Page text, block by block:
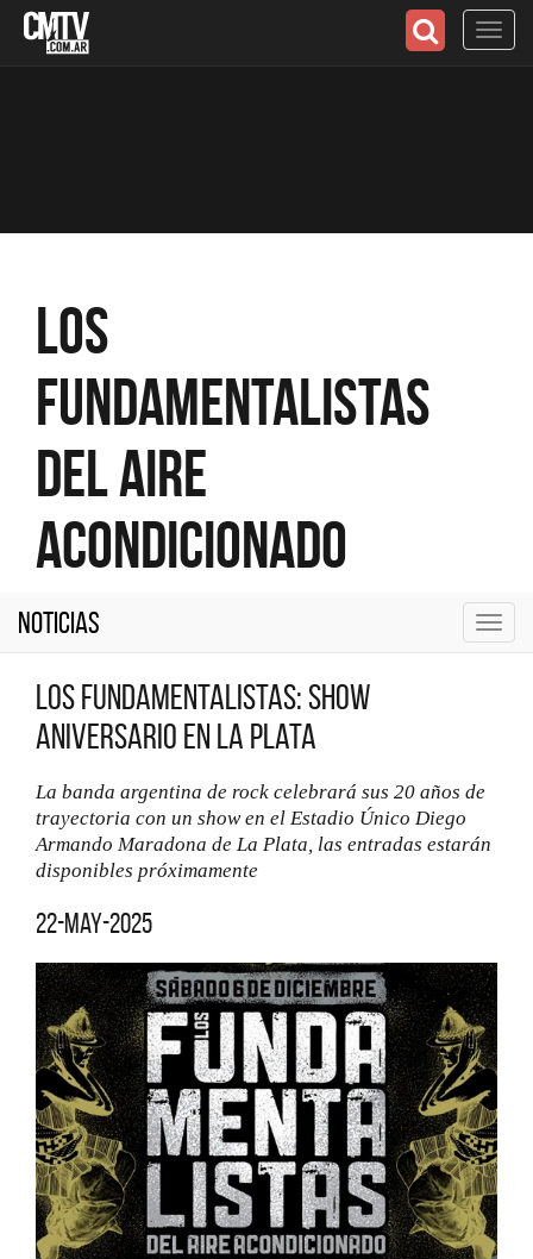
Los
Fundamentalistas
del Aire
Acondicionado
Noticias
Los Fundamentalistas: show
aniversario en La Plata
La banda argentina de rock celebrará sus 20 años de
trayectoria con un show en el Estadio Único Diego
Armando Maradona de La Plata, las entradas estarán
disponibles próximamente
22-may-2025